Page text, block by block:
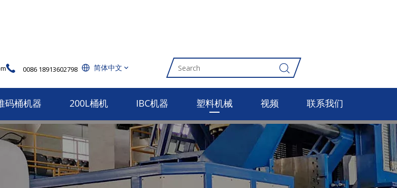
0086 18913602798 简体中文
码桶机器 200L桶机 IBC机器 塑料机械 视频 联系我们